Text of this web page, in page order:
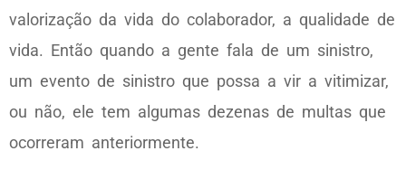
valorização da vida do colaborador, a qualidade de
vida. Então quando a gente fala de um sinistro,
um evento de sinistro que possa a vir a vitimizar,
ou não, ele tem algumas dezenas de multas que
ocorreram anteriormente.